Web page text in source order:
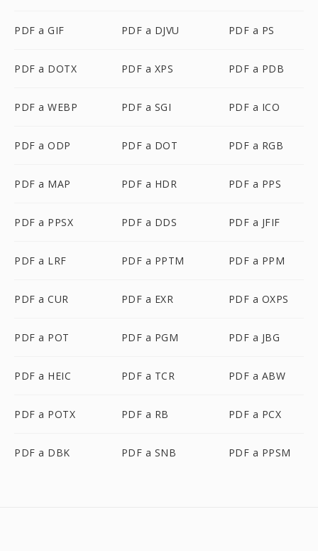
PDF a GIF PDF a DJVU PDF a PS
PDF a DOTX PDF a XPS PDF a PDB
PDF a WEBP PDF a SGI PDF a ICO
PDF a ODP PDF a DOT PDF a RGB
PDF a MAP PDF a HDR PDF a PPS
PDF a PPSX PDF a DDS PDF a JFIF
PDF a LRF PDF a PPTM PDF a PPM
PDF a CUR PDF a EXR PDF a OXPS
PDF a POT PDF a PGM PDF a JBG
PDF a HEIC PDF a TCR PDF a ABW
PDF a POTX PDF a RB PDF a PCX
PDF a DBK PDF a SNB PDF a PPSM